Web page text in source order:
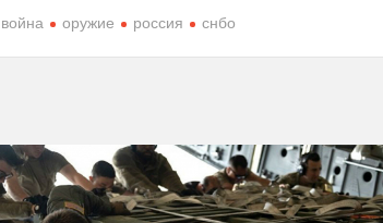
война оружие россия снбо